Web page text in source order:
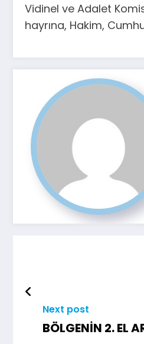
Vidinel ve Adalet
hayrına, Hakim,
Next post
BÖLGENİN 2. EL